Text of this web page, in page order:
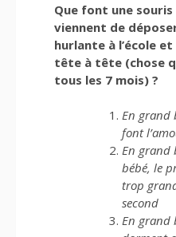
Que font une
viennent de
hurlante à l’école
tête à tête (chose
tous les 7 mois) ?
En grand
font
En grand
bébé, le
trop
second
En grand